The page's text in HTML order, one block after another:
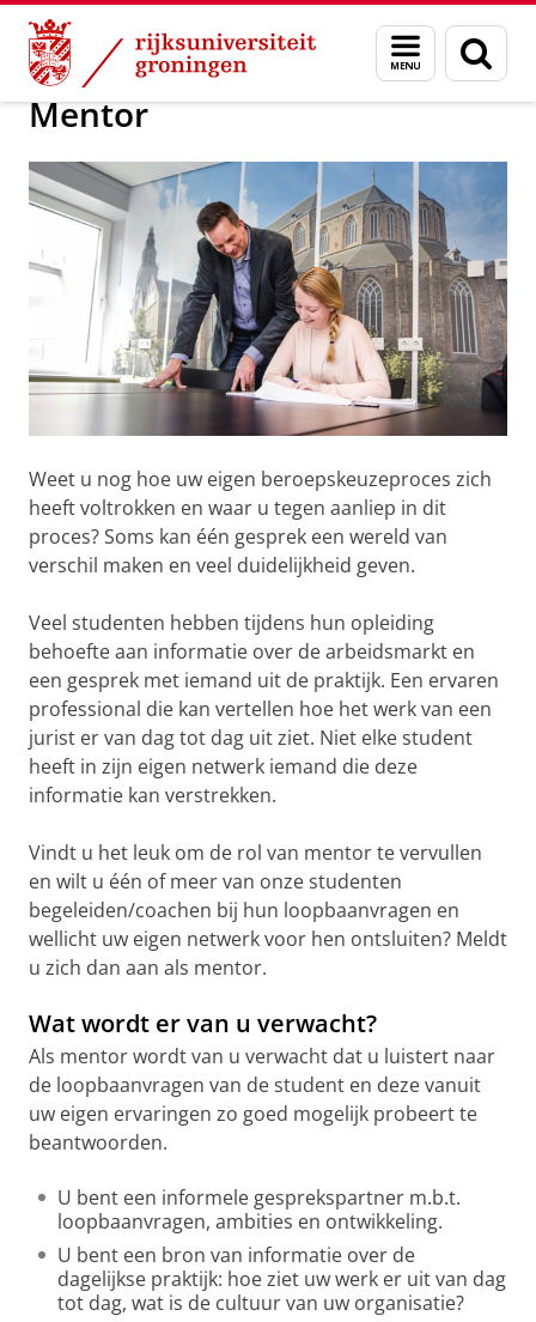
Skip
Content
Skip
Navigation
Menu
en
zoeken
Presenteren over uw werk of
Mentor
Weet u nog hoe uw eigen beroepskeuzeproces zich
heeft voltrokken en waar u tegen aanliep in dit
proces? Soms kan één gesprek een wereld van
verschil maken en veel duidelijkheid geven.
Veel studenten hebben tijdens hun opleiding
behoefte aan informatie over de arbeidsmarkt en
een gesprek met iemand uit de praktijk. Een ervaren
professional die kan vertellen hoe het werk van een
jurist er van dag tot dag uit ziet. Niet elke student
heeft in zijn eigen netwerk iemand die deze
informatie kan verstrekken.
Vindt u het leuk om de rol van mentor te vervullen
en wilt u één of meer van onze studenten
begeleiden/coachen bij hun loopbaanvragen en
wellicht uw eigen netwerk voor hen ontsluiten? Meldt
u zich dan aan als mentor.
Wat wordt er van u verwacht?
Als mentor wordt van u verwacht dat u luistert naar
de loopbaanvragen van de student en deze vanuit
uw eigen ervaringen zo goed mogelijk probeert te
beantwoorden.
U bent een informele gesprekspartner m.b.t.
loopbaanvragen, ambities en ontwikkeling.
U bent een bron van informatie over de
dagelijkse praktijk: hoe ziet uw werk er uit van dag
tot dag, wat is de cultuur van uw organisatie?